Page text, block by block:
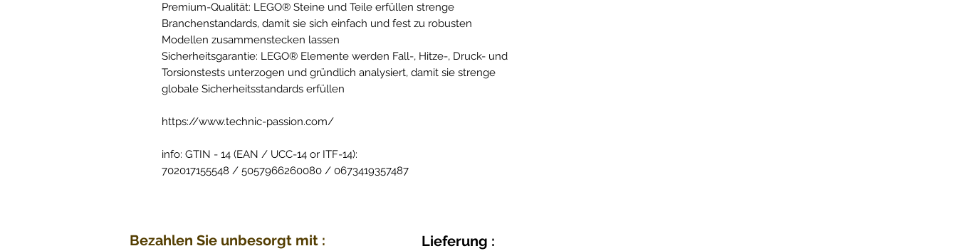
Premium-Qualität: LEGO® Steine und Teile erfüllen strenge
Branchenstandards, damit sie sich einfach und fest zu robusten
Modellen zusammenstecken lassen
Sicherheitsgarantie: LEGO® Elemente werden Fall-, Hitze-, Druck- und
Torsionstests unterzogen und gründlich analysiert, damit sie strenge
globale Sicherheitsstandards erfüllen
https://www.technic-passion.com/
info: GTIN - 14 (EAN / UCC-14 or ITF-14):
702017155548 / 5057966260080 / 0673419357487
Bezahlen Sie unbesorgt mit : Lieferung :